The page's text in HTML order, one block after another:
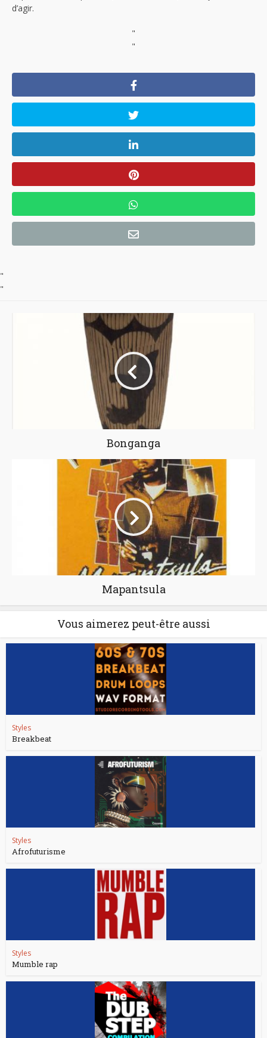
d’agir.
"
"
"
"
Bonganga
Mapantsula
Vous aimerez peut-être aussi
Styles
Breakbeat
Styles
Afrofuturisme
Styles
Mumble rap